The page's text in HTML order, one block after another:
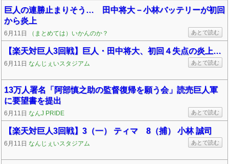
巨人の連勝止まりそう… 田中将大－小林バッテリーが初回
から炎上
6月11日 （まとめては）いかんのか？ あとで読む
【楽天対巨人3回戦】巨人・田中将大、初回４失点の炎上…
6月11日 なんじぇいスタジアム あとで読む
13万人署名「阿部慎之助の監督復帰を願う会」読売巨人軍
に要望書を提出
6月11日 なんJ PRIDE あとで読む
【楽天対巨人3回戦】3（一） ティマ 8（捕） 小林 誠司
6月11日 なんじぇいスタジアム あとで読む